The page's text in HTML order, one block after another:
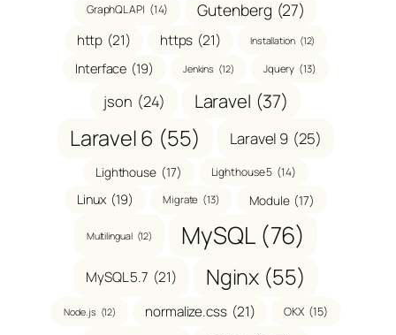
GraphQL API (14) Gutenberg (27)
http (21) https (21) Installation (12)
Interface (19) Jenkins (12) Jquery (13)
json (24) Laravel (37)
Laravel 6 (55) Laravel 9 (25)
Lighthouse (17) Lighthouse 5 (14)
Linux (19) Migrate (13) Module (17)
Multilingual (12) MySQL (76)
MySQL 5.7 (21) Nginx (55)
Node.js (12) normalize.css (21) OKX (15)